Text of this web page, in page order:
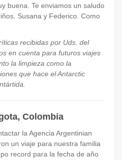
buena. Te enviamos un saludo
Susana y Federico. Como
recibidas por Uds. del
en cuenta para futuros viajes
la limpieza como la
que hace el Antarctic
Colombia
la Agencia Argentinian
un viaje para nuestra familia
record para la fecha de año